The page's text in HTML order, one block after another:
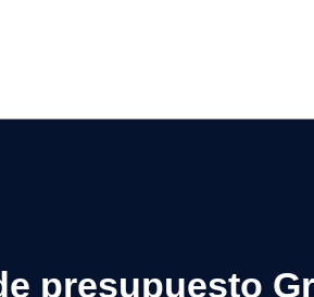
presupuesto